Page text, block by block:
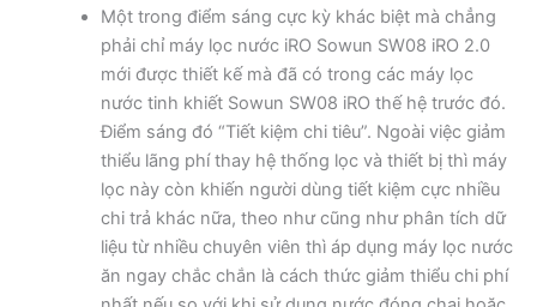
Một trong điểm sáng cực kỳ khác biệt mà chẳng
phải chỉ máy lọc nước iRO Sowun SW08 iRO 2.0
mới được thiết kế mà đã có trong các máy lọc
nước tinh khiết Sowun SW08 iRO thế hệ trước đó.
Điểm sáng đó “Tiết kiệm chi tiêu”. Ngoài việc giảm
thiểu lãng phí thay hệ thống lọc và thiết bị thì máy
lọc này còn khiến người dùng tiết kiệm cực nhiều
chi trả khác nữa, theo như cũng như phân tích dữ
liệu từ nhiều chuyên viên thì áp dụng máy lọc nước
ăn ngay chắc chắn là cách thức giảm thiểu chi phí